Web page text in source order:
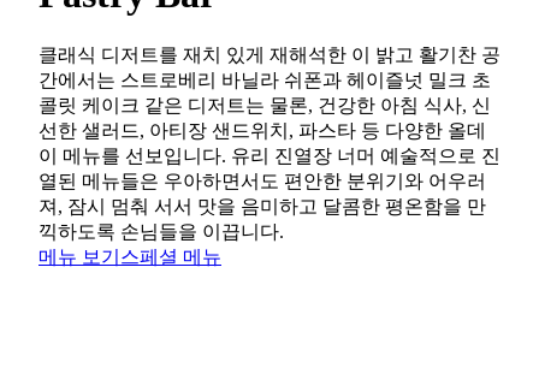
클래식 디저트를 재치 있게 재해석한 이 밝고 활기찬 공
간에서는 스트로베리 바닐라 쉬폰과 헤이즐넛 밀크 초
콜릿 케이크 같은 디저트는 물론, 건강한 아침 식사, 신
선한 샐러드, 아티장 샌드위치, 파스타 등 다양한 올데
이 메뉴를 선보입니다. 유리 진열장 너머 예술적으로 진
열된 메뉴들은 우아하면서도 편안한 분위기와 어우러
져, 잠시 멈춰 서서 맛을 음미하고 달콤한 평온함을 만
끽하도록 손님들을 이끕니다.
메뉴 보기 스페셜 메뉴